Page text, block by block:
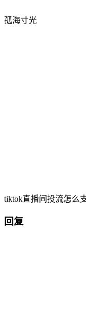
孤海寸光
tiktok直播间投流怎么
回复